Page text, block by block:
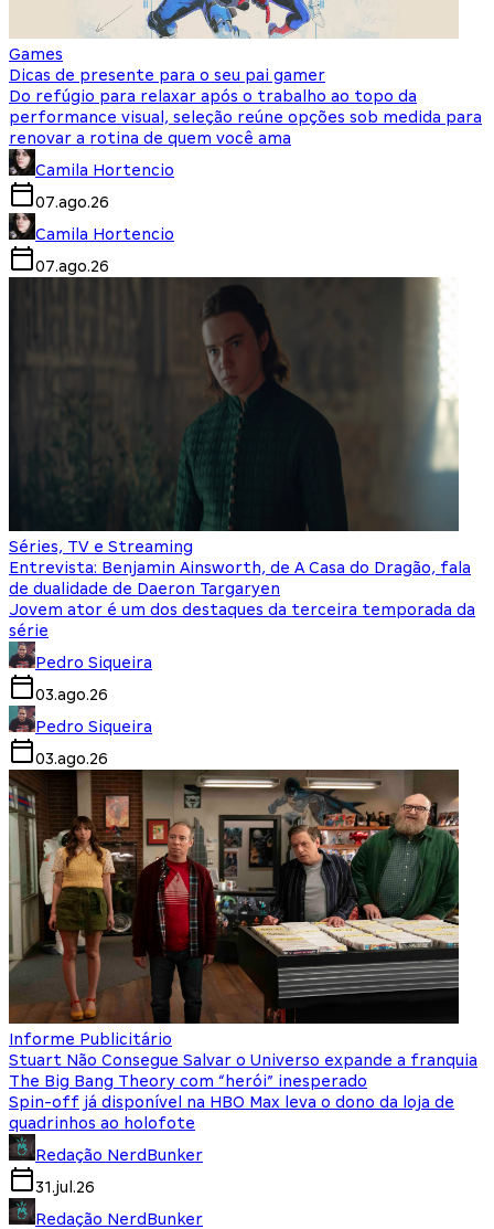
Games
Dicas de presente para o seu pai gamer
Do refúgio para relaxar após o trabalho ao topo da
performance visual, seleção reúne opções sob medida para
renovar a rotina de quem você ama
Camila Hortencio
07.ago.26
Camila Hortencio
07.ago.26
Séries, TV e Streaming
Entrevista: Benjamin Ainsworth, de A Casa do Dragão, fala
de dualidade de Daeron Targaryen
Jovem ator é um dos destaques da terceira temporada da
série
Pedro Siqueira
03.ago.26
Pedro Siqueira
03.ago.26
Informe Publicitário
Stuart Não Consegue Salvar o Universo expande a franquia
The Big Bang Theory com “herói” inesperado
Spin-off já disponível na HBO Max leva o dono da loja de
quadrinhos ao holofote
Redação NerdBunker
31.jul.26
Redação NerdBunker